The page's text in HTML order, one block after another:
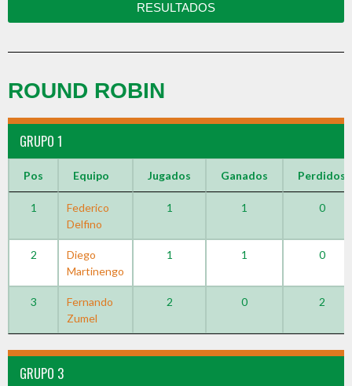
RESULTADOS
ROUND ROBIN
GRUPO 1
Pos Equipo Jugados Ganados Perdidos
1
Federico
Delfino
1 1 0
2
Diego
Martinengo
1 1 0
3
Fernando
Zumel
2 0 2
GRUPO 3